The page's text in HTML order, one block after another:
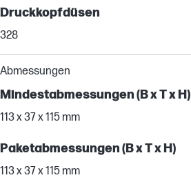
Druckkopfdüsen
328
Abmessungen
Mindestabmessungen (B x T x H)
113 x 37 x 115 mm
Paketabmessungen (B x T x H)
113 x 37 x 115 mm